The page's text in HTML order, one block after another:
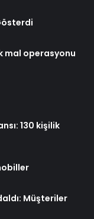
mal operasyonu
130 kişilik
Müşteriler